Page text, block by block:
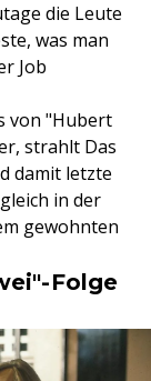
die Leute
was man
Job
von "Hubert
strahlt Das
damit letzte
in der
gewohnten
Folge